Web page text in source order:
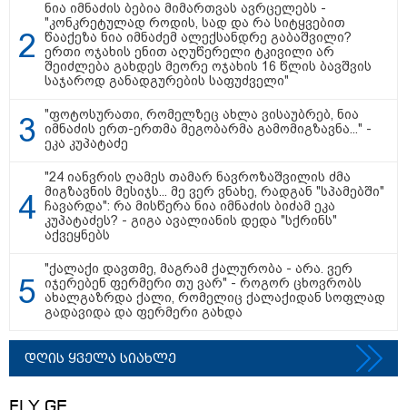
კადრებს აქვეყნებს თათია
ნიკოლაშვილი?
12:18 / 08-08-2026
"რუსეთმა განახორციელა
20%-ის ოკუპაცია და
სააკაშვილის, მისი რეჟიმის
ირაკლი კობახიძე
13:16 / 08-08-2026
"ძალიან ბევრ ინფორმაციას
ვიღებთ ხალხისგან" - რას წერს
ნია იმნაძის ბებია მიმართვას ავრცელებს -
"კონკრეტულად როდის, სად და რა სიტყვებით
წააქეზა ნია იმნაძემ ალექსანდრე გაბაშვილი?
ერთი ოჯახის ენით აღუწერელი ტკივილი არ
შეიძლება გახდეს მეორე ოჯახის 16 წლის ბავშვის
საჯაროდ განადგურების საფუძველი"
"ფოტოსურათი, რომელზეც ახლა ვისაუბრებ, ნია
იმნაძის ერთ-ერთმა მეგობარმა გამომიგზავნა..." -
ეკა კუპატაძე
"24 იანვრის ღამეს თამარ ნავროზაშვილის ძმა
მიგზავნის მესიჯს... მე ვერ ვნახე, რადგან "სპამებში"
ჩავარდა": რა მისწერა ნია იმნაძის ბიძამ ეკა
კუპატაძეს? - გიგა ავალიანის დედა "სქრინს"
აქვეყნებს
"ქალაქი დავთმე, მაგრამ ქალურობა - არა. ვერ
იჯერებენ ფერმერი თუ ვარ" - როგორ ცხოვრობს
ახალგაზრდა ქალი, რომელიც ქალაქიდან სოფლად
გადავიდა და ფერმერი გახდა
დღის ყველა სიახლე